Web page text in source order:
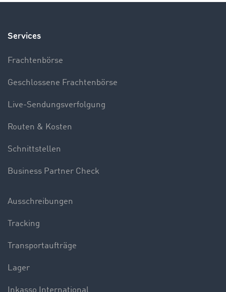
Services
Frachtenbörse
Geschlossene Frachtenbörse
Live-Sendungsverfolgung
Routen & Kosten
Schnittstellen
Business Partner Check
Ausschreibungen
Tracking
Transportaufträge
Lager
Inkasso International